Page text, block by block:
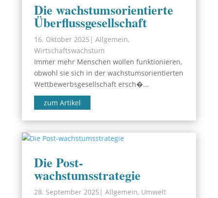
Die wachstumsorientierte
Überflussgesellschaft
16. Oktober 2025 | Allgemein,
Wirtschaftswachstum
Immer mehr Menschen wollen funktionieren,
obwohl sie sich in der wachstumsorientierten
Wettbewerbsgesellschaft ersch�...
zum Artikel
Die Post-
wachstumsstrategie
28. September 2025 | Allgemein, Umwelt